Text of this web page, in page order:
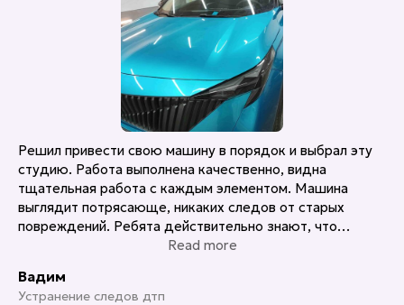
Решил привести свою машину в порядок и выбрал эту
студию. Работа выполнена качественно, видна
тщательная работа с каждым элементом. Машина
выглядит потрясающе, никаких следов от старых
повреждений. Ребята действительно знают, что
Read more
Вадим
Устранение следов дтп